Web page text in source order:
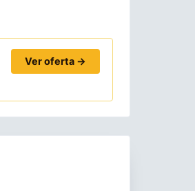
Ver oferta →